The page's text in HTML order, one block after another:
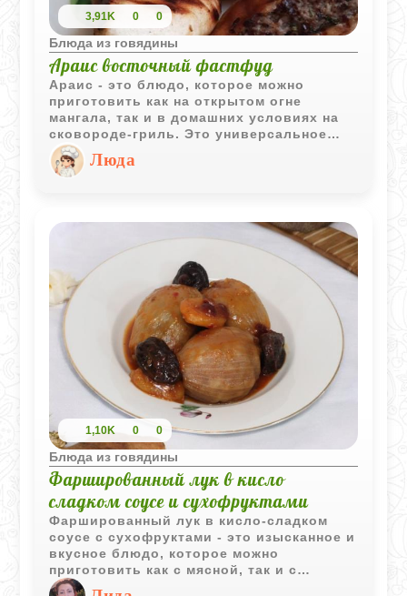
3,91K 0 0
Блюда из говядины
Араис восточный фастфуд
Араис - это блюдо, которое можно
приготовить как на открытом огне
мангала, так и в домашних условиях на
сковороде-гриль. Это универсальное
блюдо, идеально подходящее для
быстрого и вкусного обеда или ужина.
вкусовые предпочтения, используя
различные виды мяса и специи.
Люда
1,10K 0 0
Блюда из говядины
Фаршированный лук в кисло
сладком соусе и сухофруктами
Фаршированный лук в кисло-сладком
соусе с сухофруктами - это изысканное и
вкусное блюдо, которое можно
приготовить как с мясной, так и с
вегетарианской начинкой. Соус